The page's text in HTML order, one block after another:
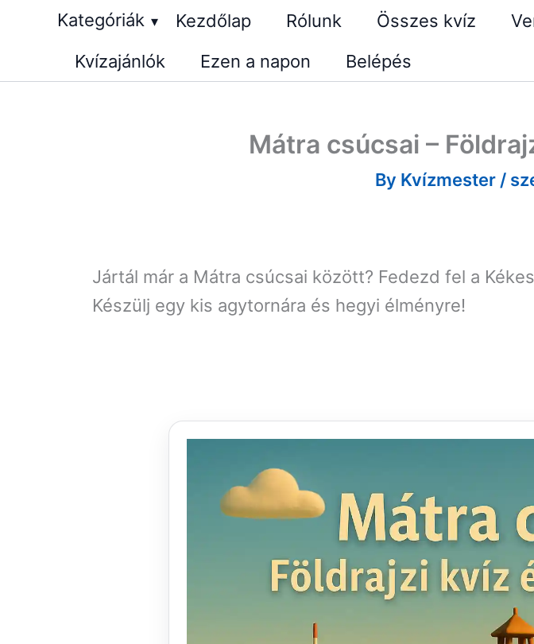
Kategóriák ▾ Kezdőlap Rólunk Összes kvíz
Kvízajánlók
Ezen a napon Belépés
Mátra csúcsai –
By Kvízmester /
Jártál már a Mátra csúcsai között? Fedezd fel a
Készülj egy kis agytornára és hegyi élményre!